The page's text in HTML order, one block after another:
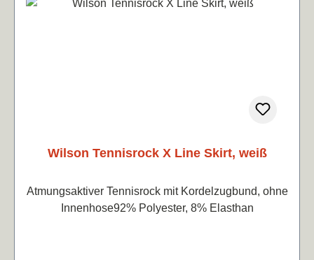
Wilson Tennisrock X Line Skirt, weiß
Atmungsaktiver Tennisrock mit Kordelzugbund, ohne
Innenhose92% Polyester, 8% Elasthan